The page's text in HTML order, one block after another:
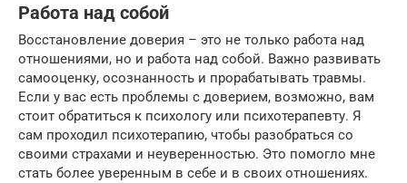
Работа над собой
Восстановление доверия – это не только работа над
отношениями, но и работа над собой. Важно развивать
самооценку, осознанность и прорабатывать травмы.
Если у вас есть проблемы с доверием, возможно, вам
стоит обратиться к психологу или психотерапевту. Я
сам проходил психотерапию, чтобы разобраться со
своими страхами и неуверенностью. Это помогло мне
стать более уверенным в себе и в своих отношениях.